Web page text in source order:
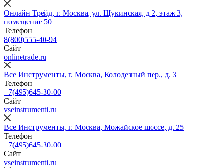
Онлайн Трейд, г. Москва, ул. Щукинская, д 2, этаж 3,
помещение 50
Телефон
8(800)555-40-94
Сайт
onlinetrade.ru
Все Инструменты, г. Москва, Колодезный пер., д. 3
Телефон
+7(495)645-30-00
Сайт
vseinstrumenti.ru
Все Инструменты, г. Москва, Можайское шоссе, д. 25
Телефон
+7(495)645-30-00
Сайт
vseinstrumenti.ru